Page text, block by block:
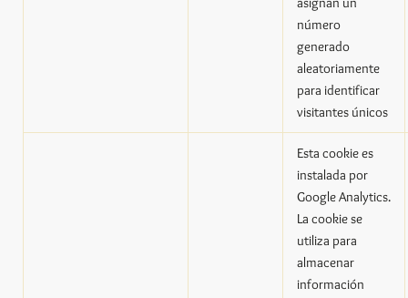
número
generado
aleatoriamente
para identificar
visitantes únicos
Esta cookie es
instalada por
Google Analytics.
La cookie se
utiliza para
almacenar
información